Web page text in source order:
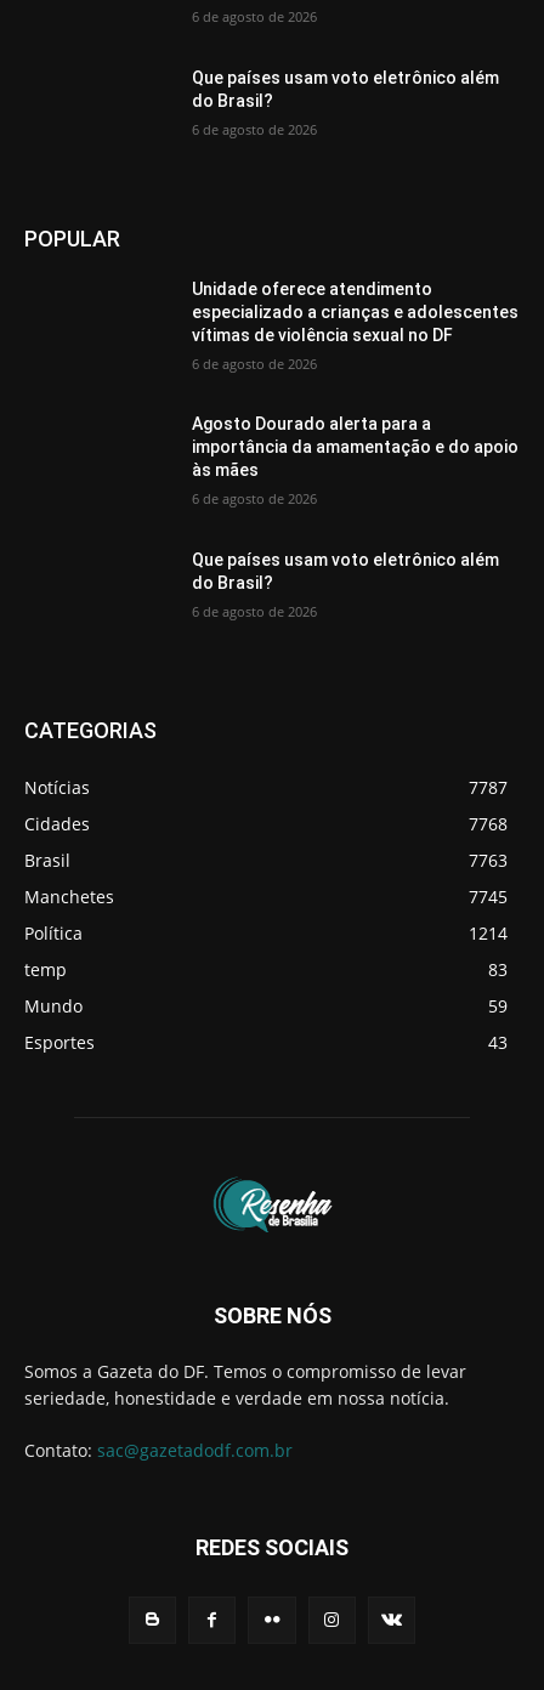
6 de agosto de 2026
Que países usam voto eletrônico além
do Brasil?
6 de agosto de 2026
POPULAR
Unidade oferece atendimento
especializado a crianças e adolescentes
vítimas de violência sexual no DF
6 de agosto de 2026
Agosto Dourado alerta para a
importância da amamentação e do apoio
às mães
6 de agosto de 2026
Que países usam voto eletrônico além
do Brasil?
6 de agosto de 2026
CATEGORIAS
Notícias
7787
Cidades
7768
Brasil
7763
Manchetes
7745
Política
1214
temp
83
Mundo
59
Esportes
43
SOBRE NÓS
Somos a Gazeta do DF. Temos o compromisso de levar
seriedade, honestidade e verdade em nossa notícia.
Contato: sac@gazetadodf.com.br
REDES SOCIAIS